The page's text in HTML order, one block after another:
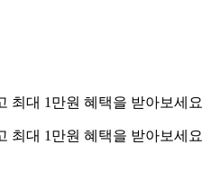
최대 1만원 혜택을 받아보세요
최대 1만원 혜택을 받아보세요